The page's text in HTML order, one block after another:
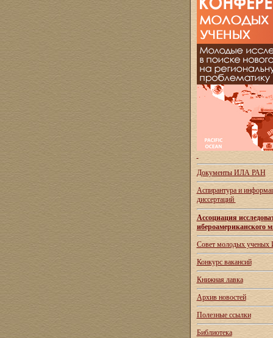
Документы ИЛА РАН
Аспирантура и
диссертаций
Ассоциация
ибероамериканского
Совет молодых
Конкурс вакансий
Книжная лавка
Архив новостей
Полезные ссылки
Библиотека